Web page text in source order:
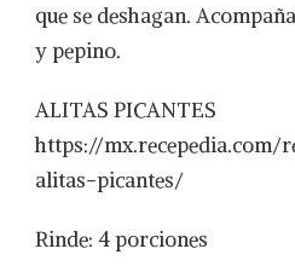
que se deshagan.
y pepino.
ALITAS PICANTES
https://mx.recepedia.com/
alitas-picantes/
Rinde: 4 porciones